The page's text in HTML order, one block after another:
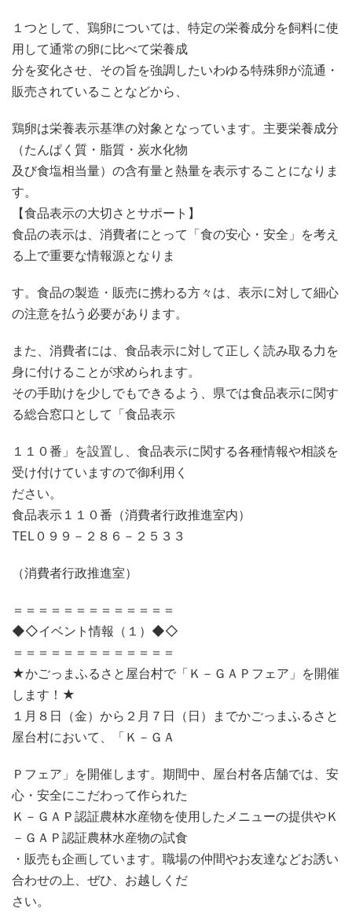
１つとして、鶏卵については、特定の栄養成分を飼料に使
用して通常の卵に比べて栄養成
分を変化させ、その旨を強調したいわゆる特殊卵が流通・
販売されていることなどから、
鶏卵は栄養表示基準の対象となっています。主要栄養成分
（たんぱく質・脂質・炭水化物
及び食塩相当量）の含有量と熱量を表示することになりま
す。
【食品表示の大切さとサポート】
食品の表示は、消費者にとって「食の安心・安全」を考え
る上で重要な情報源となりま
す。食品の製造・販売に携わる方々は、表示に対して細心
の注意を払う必要があります。
また、消費者には、食品表示に対して正しく読み取る力を
身に付けることが求められます。
その手助けを少しでもできるよう、県では食品表示に関す
る総合窓口として「食品表示
１１０番」を設置し、食品表示に関する各種情報や相談を
受け付けていますので御利用く
ださい。
食品表示１１０番（消費者行政推進室内）
TEL０９９－２８６－２５３３
（消費者行政推進室）
＝＝＝＝＝＝＝＝＝＝＝＝＝
◆◇イベント情報（１）◆◇
＝＝＝＝＝＝＝＝＝＝＝＝＝
★かごっまふるさと屋台村で「Ｋ－ＧＡＰフェア」を開催
します！★
１月８日（金）から２月７日（日）までかごっまふるさと
屋台村において、「Ｋ－ＧＡ
Ｐフェア」を開催します。期間中、屋台村各店舗では、安
心・安全にこだわって作られた
Ｋ－ＧＡＰ認証農林水産物を使用したメニューの提供やＫ
－ＧＡＰ認証農林水産物の試食
・販売も企画しています。職場の仲間やお友達などお誘い
合わせの上、ぜひ、お越しくだ
さい。